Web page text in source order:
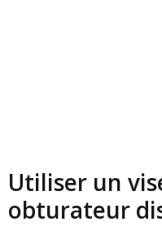
Utiliser un
obturateur